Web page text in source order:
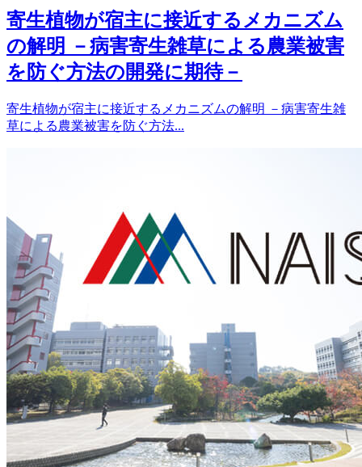
寄生植物が宿主に接近するメカニズム
の解明 －病害寄生雑草による農業被害
を防ぐ方法の開発に期待－
寄生植物が宿主に接近するメカニズムの解明 －病害寄生雑
草による農業被害を防ぐ方法...